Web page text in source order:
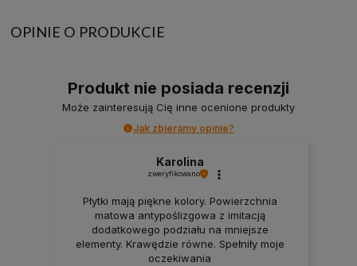
OPINIE O PRODUKCIE
Produkt nie posiada recenzji
Może zainteresują Cię inne ocenione produkty
Jak zbieramy opinie?
Karolina
zweryfikowano
Płytki mają piękne kolory. Powierzchnia
matowa antypoślizgowa z imitacją
dodatkowego podziału na mniejsze
elementy. Krawędzie równe. Spełniły moje
oczekiwania